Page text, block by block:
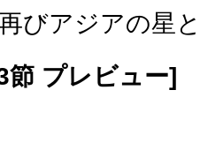
びアジアの星
節 プレビュー]